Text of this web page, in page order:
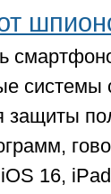
системы
защиты
iOS 16,